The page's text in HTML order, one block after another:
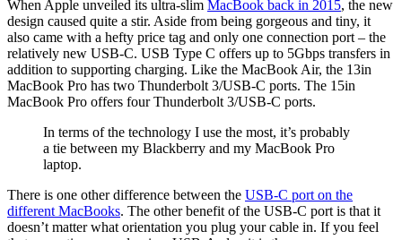
When Apple unveiled its ultra-slim MacBook back in 2015, the new
design caused quite a stir. Aside from being gorgeous and tiny, it
also came with a hefty price tag and only one connection port – the
relatively new USB-C. USB Type C offers up to 5Gbps transfers in
addition to supporting charging. Like the MacBook Air, the 13in
MacBook Pro has two Thunderbolt 3/USB-C ports. The 15in
MacBook Pro offers four Thunderbolt 3/USB-C ports.
In terms of the technology I use the most, it’s probably
a tie between my Blackberry and my MacBook Pro
laptop.
There is one other difference between the USB-C port on the
different MacBooks. The other benefit of the USB-C port is that it
doesn’t matter what orientation you plug your cable in. If you feel